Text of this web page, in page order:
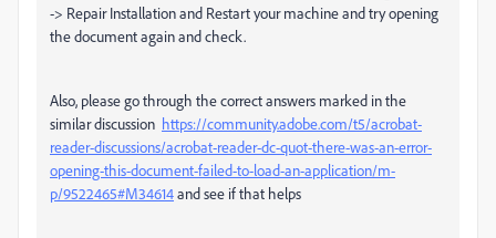
-> Repair Installation and Restart your machine and try opening
the document again and check.
Also, please go through the correct answers marked in the
similar discussion https://community.adobe.com/t5/acrobat-
reader-discussions/acrobat-reader-dc-quot-there-was-an-error-
opening-this-document-failed-to-load-an-application/m-
p/9522465#M34614and see if that helps